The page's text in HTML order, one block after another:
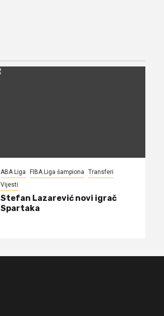
ABA Liga FIBA Liga šampiona
Transferi
Vijesti
Stefan Lazarević novi igrač
Spartaka